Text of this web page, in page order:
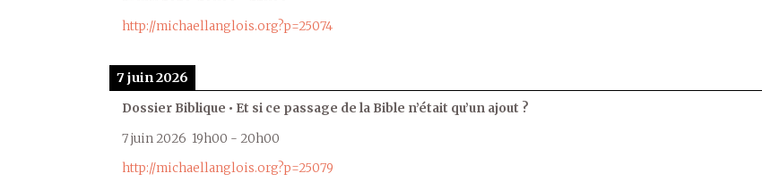
http://michaellanglois.org?p=25074
7 juin 2026
Dossier Biblique • Et si ce passage de la Bible n’était qu’un ajout ?
7 juin 2026 19h00 - 20h00
http://michaellanglois.org?p=25079